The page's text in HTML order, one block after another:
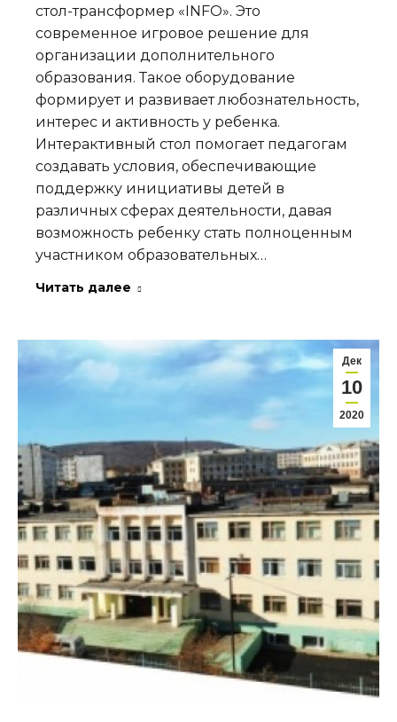
стол-трансформер «INFO». Это
современное игровое решение для
организации дополнительного
образования. Такое оборудование
формирует и развивает любознательность,
интерес и активность у ребенка.
Интерактивный стол помогает педагогам
создавать условия, обеспечивающие
поддержку инициативы детей в
различных сферах деятельности, давая
возможность ребенку стать полноценным
участником образовательных…
Читать далее
Дек
10
2020